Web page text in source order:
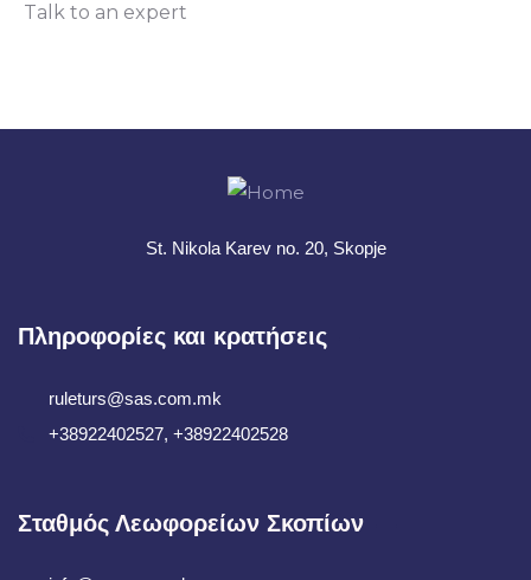
Talk to an expert
St. Nikola Karev no. 20, Skopje
Πληροφορίες και κρατήσεις
ruleturs@sas.com.mk
+38922402527, +38922402528
Σταθμός Λεωφορείων Σκοπίων